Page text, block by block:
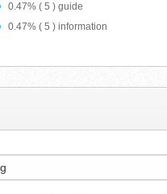
0.47% ( 5 ) guide
0.47% ( 5 ) information